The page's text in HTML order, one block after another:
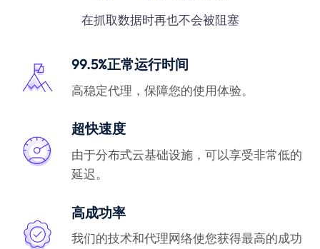
在抓取数据时再也不会被阻塞
99.5%正常运行时间
高稳定代理，保障您的使用体验。
超快速度
由于分布式云基础设施，可以享受非常低的
延迟。
高成功率
我们的技术和代理网络使您获得最高的成功